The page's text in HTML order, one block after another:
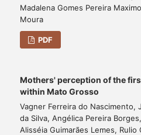
Madalena Gomes Pereira
Moura
PDF
Mothers' perception of the
within Mato Grosso
Vagner Ferreira do Nascimento,
da Silva, Angélica Pereira
Alisséia Guimarães Lemes, Rulio